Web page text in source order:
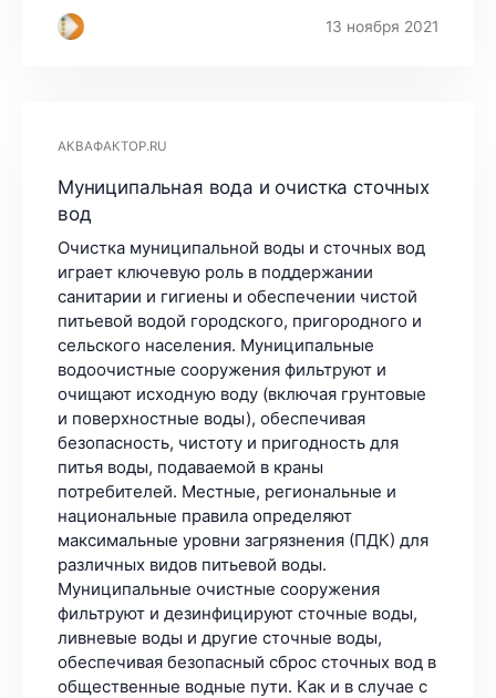
13 ноября 2021
АКВАФАКТОР.RU
Муниципальная вода и очистка сточных
вод
Очистка муниципальной воды и сточных вод
играет ключевую роль в поддержании
санитарии и гигиены и обеспечении чистой
питьевой водой городского, пригородного и
сельского населения. Муниципальные
водоочистные сооружения фильтруют и
очищают исходную воду (включая грунтовые
и поверхностные воды), обеспечивая
безопасность, чистоту и пригодность для
питья воды, подаваемой в краны
потребителей. Местные, региональные и
национальные правила определяют
максимальные уровни загрязнения (ПДК) для
различных видов питьевой воды.
Муниципальные очистные сооружения
фильтруют и дезинфицируют сточные воды,
ливневые воды и другие сточные воды,
обеспечивая безопасный сброс сточных вод в
общественные водные пути. Как и в случае с